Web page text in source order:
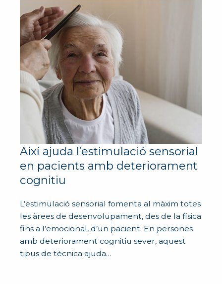
Així ajuda l’estimulació sensorial
en pacients amb deteriorament
cognitiu
L’estimulació sensorial fomenta al màxim totes
les àrees de desenvolupament, des de la física
fins a l’emocional, d’un pacient. En persones
amb deteriorament cognitiu sever, aquest
tipus de tècnica ajuda…